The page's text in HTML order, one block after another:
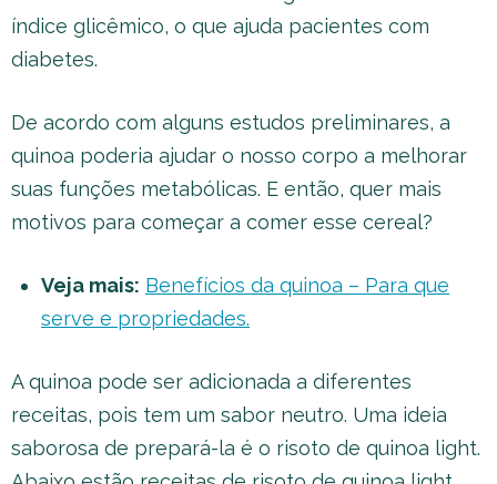
índice glicêmico, o que ajuda pacientes com
diabetes.
De acordo com alguns estudos preliminares, a
quinoa poderia ajudar o nosso corpo a melhorar
suas funções metabólicas. E então, quer mais
motivos para começar a comer esse cereal?
Veja mais: Benefícios da quinoa – Para que
serve e propriedades.
A quinoa pode ser adicionada a diferentes
receitas, pois tem um sabor neutro. Uma ideia
saborosa de prepará-la é o risoto de quinoa light.